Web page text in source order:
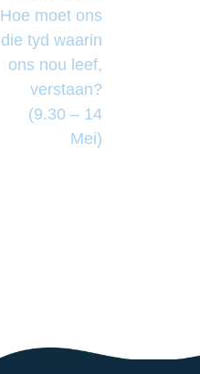
Hoe moet ons
die tyd waarin
ons nou leef,
verstaan?
(9.30 – 14
Mei)